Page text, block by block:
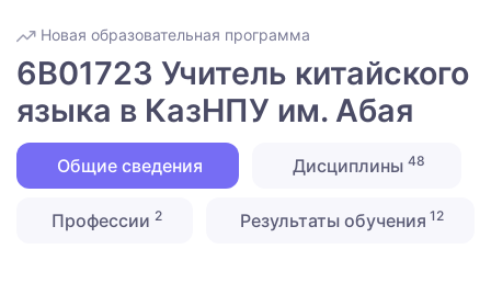
Новая образовательная программа
6B01723 Учитель китайского
языка в КазНПУ им. Абая
Общие сведения Дисциплины 48
Профессии 2 Результаты обучения 12